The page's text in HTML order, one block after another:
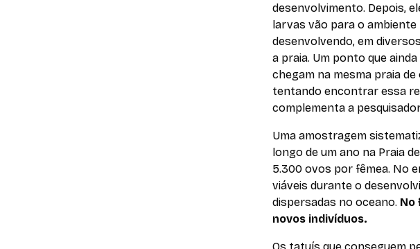
desenvolvimento. Depois,
larvas vão para o
desenvolvendo, em
a praia. Um ponto que
chegam na mesma praia
tentando encontrar essa
complementa a
Uma amostragem
longo de um ano na Praia
5.300 ovos por fêmea. No
viáveis durante o
dispersadas no oceano. No
novos indivíduos.